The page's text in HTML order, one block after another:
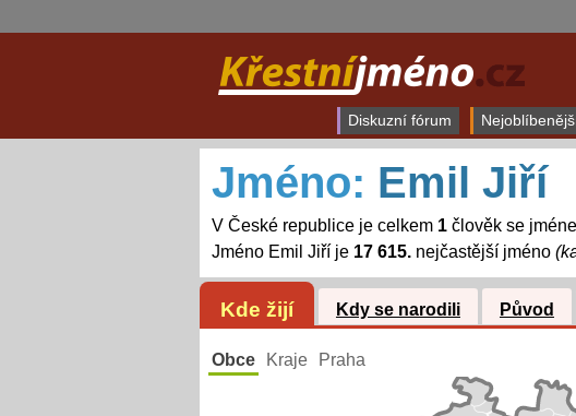
Diskuzní fórum
Jméno: Emil Jiří
V České republice je celkem 1člověk se
Jméno Emil Jiří je 17 615.nejčastější jméno
Kde žijí Kdy se narodili Původ
Obce Kraje Praha